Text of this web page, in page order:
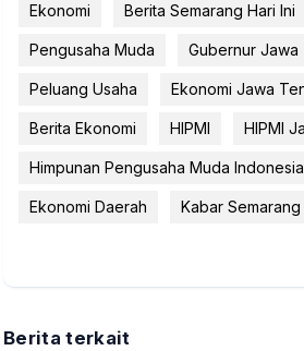
Ekonomi Berita Semarang Hari Ini
Pengusaha Muda Gubernur Jawa
Peluang Usaha Ekonomi Jawa
Berita Ekonomi HIPMI HIPMI
Himpunan Pengusaha Muda Indonesia
Ekonomi Daerah Kabar Semarang
Berita terkait